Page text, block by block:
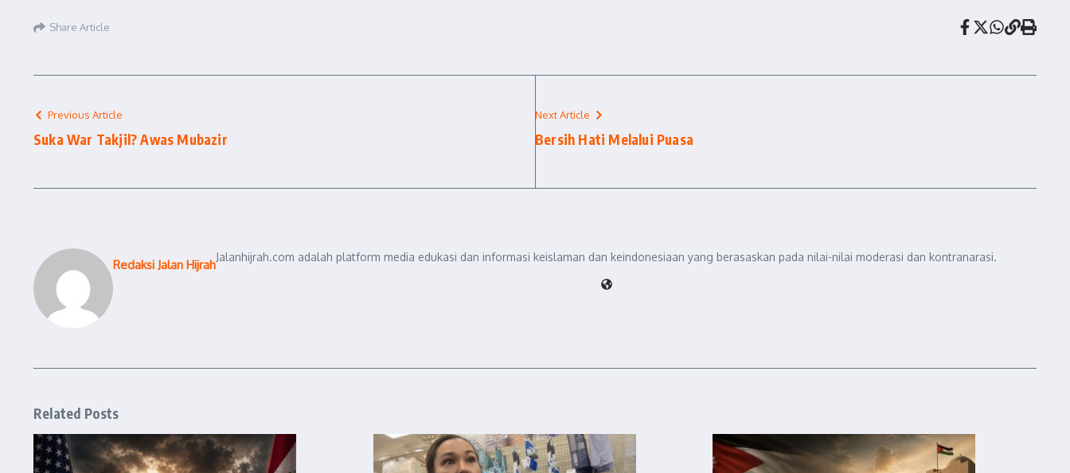
Share Article
Previous Article
Suka War Takjil? Awas Mubazir
Next Article
Bersih Hati Melalui Puasa
Redaksi Jalan Hijrah
Jalanhijrah.com adalah platform media edukasi dan informasi keislaman dan keindonesiaan yang berasaskan pada nilai-nilai moderasi dan kontranarasi.
Related Posts